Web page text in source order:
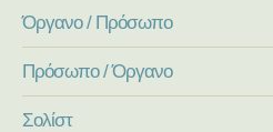
Όργανο / Πρόσωπο
Πρόσωπο / Όργανο
Σολίστ